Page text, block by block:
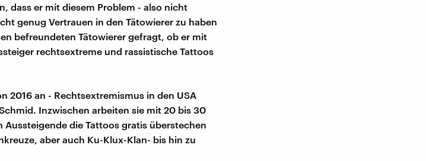
dass er mit diesem Problem - also nicht
genug Vertrauen in den Tätowierer zu haben
befreundeten Tätowierer gefragt, ob er mit
rechtsextreme und rassistische Tattoos
2016 an - Rechtsextremismus in den USA
Inzwischen arbeiten sie mit 20 bis 30
Aussteigende die Tattoos gratis überstechen
aber auch Ku-Klux-Klan- bis hin zu